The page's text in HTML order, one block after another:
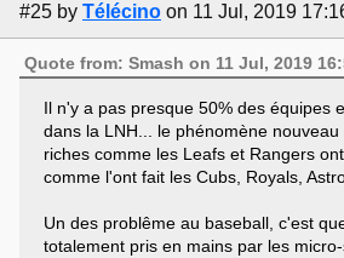
#25 by Télécino on 11 Jul, 2019
Quote from: Smash on 11 Jul, 2019
Il n'y a pas presque 50% des équipes
dans la LNH... le phénomène
riches comme les Leafs et Rangers
comme l'ont fait les Cubs, Royals,
Un des problême au baseball, c'est
totalement pris en mains par les